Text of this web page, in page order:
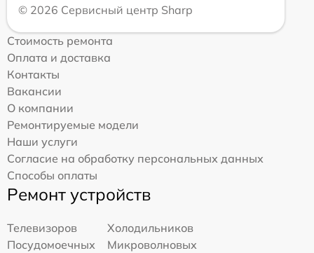
© 2026 Сервисный центр Sharp
Стоимость ремонта
Оплата и доставка
Контакты
Вакансии
О компании
Ремонтируемые модели
Наши услуги
Согласие на обработку персональных данных
Способы оплаты
Ремонт устройств
Телевизоров
Холодильников
Посудомоечных
Микроволновых